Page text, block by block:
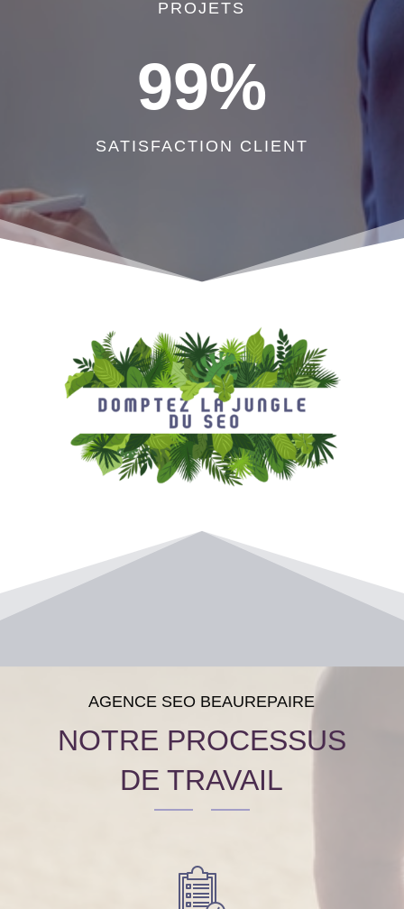
PROJETS
99%
SATISFACTION CLIENT
AGENCE SEO BEAUREPAIRE
NOTRE PROCESSUS
DE TRAVAIL